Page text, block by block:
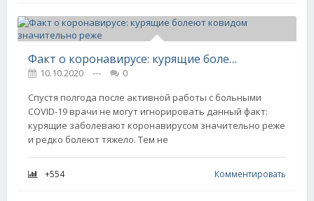
Факт о коронавирусе: курящие болеют ковидом значительно реже
10.10.2020 ---
0
Спустя полгода после активной работы с больными
COVID-19 врачи не могут игнорировать данный факт:
курящие заболевают коронавирусом значительно реже
и редко болеют тяжело. Тем не
+554 Комментировать